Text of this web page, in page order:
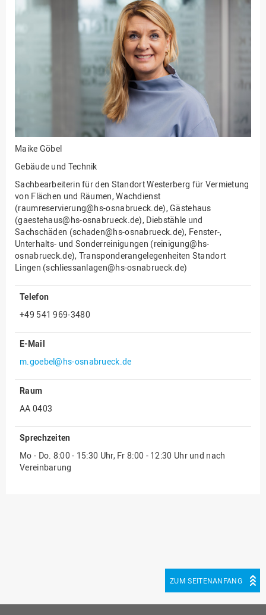
Fakultät
Ingenieurwissenschaften
und Informatik
Fakultät Wirtschafts- und
Sozialwissenschaften
Forschung, Kooperation,
Drittmittel
Gebäude und Technik
Gesellschaftliches
Engagement
Gleichstellungsbüro
Hochschulleitung
Hochschulplanung/-
strategie
Innenrevision
Kommunikation und
Marketing
Nachhaltigkeit
Personal
Personalentwicklung
Personalrat
Präsidialbüro
Science to Business GmbH
Maike Göbel
Gebäude und Technik
Sachbearbeiterin für den Standort Westerberg für Vermietung
von Flächen und Räumen, Wachdienst
(raumreservierung@hs-osnabrueck.de), Gästehaus
(gaestehaus@hs-osnabrueck.de), Diebstähle und
Sachschäden (schaden@hs-osnabrueck.de), Fenster-,
Unterhalts- und Sonderreinigungen (reinigung@hs-
osnabrueck.de), Transponderangelegenheiten Standort
Lingen (schliessanlagen@hs-osnabrueck.de)
Telefon
+49 541 969-3480
E-Mail
m.goebel@hs-osnabrueck.de
Raum
AA 0403
Sprechzeiten
Mo - Do. 8:00 - 15:30 Uhr, Fr 8:00 - 12:30 Uhr und nach
Vereinbarung
ZUM SEITENANFANG